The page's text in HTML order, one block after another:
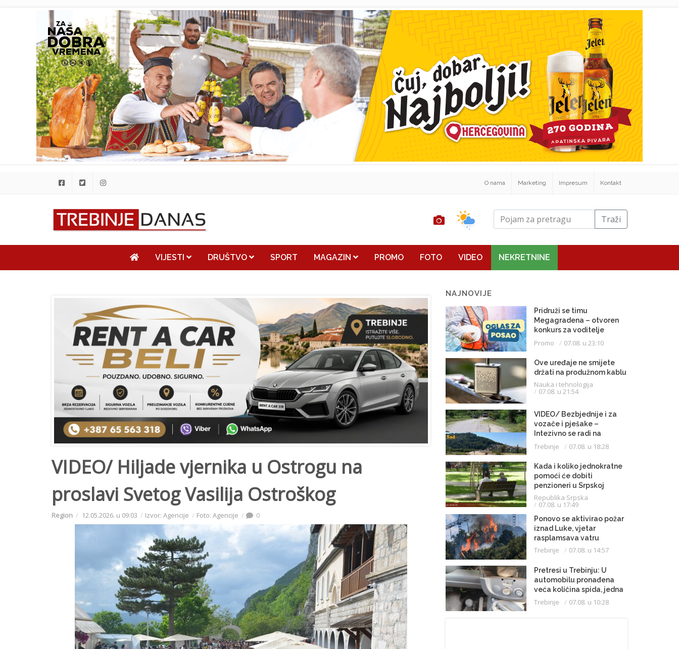
O nama Marketing Impresum Kontakt
Traži
VIJESTI DRUŠTVO SPORT MAGAZIN PROMO FOTO VIDEO NEKRETNINE
VIDEO/ Hiljade vjernika u Ostrogu na
proslavi Svetog Vasilija Ostroškog
Region 12.05.2026. u 09:03 Izvor: Agencije Foto: Agencije 0
NAJNOVIJE
Pridruži se timu
Megagradena – otvoren
konkurs za voditelje
gradilišta
Promo 07.08. u 23:10
Ove uređaje ne smijete
držati na produžnom kablu
Nauka i tehnologija
07.08. u 21:54
VIDEO/ Bezbjednije i za
vozače i pješake –
Intezivno se radi na
proširenju saobraćajnice
Trebinje 07.08. u 18:28
Kada i koliko jednokratne
pomoći će dobiti
penzioneri u Srpskoj
Republika Srpska
07.08. u 17:49
Ponovo se aktivirao požar
iznad Luke, vjetar
rasplamsava vatru
Trebinje 07.08. u 14:57
Pretresi u Trebinju: U
automobilu pronađena
veća količina spida, jedna
osoba uhapšena
Trebinje 07.08. u 10:28